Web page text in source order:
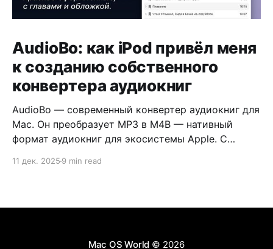
AudioBo: как iPod привёл меня
к созданию собственного
конвертера аудиокниг
AudioBo — современный конвертер аудиокниг для
Mac. Он преобразует MP3 в M4B — нативный
формат аудиокниг для экосистемы Apple. С
11 дек. 2025 9 min read
Mac OS World © 2026